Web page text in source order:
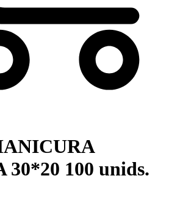
30*20 100 unids.